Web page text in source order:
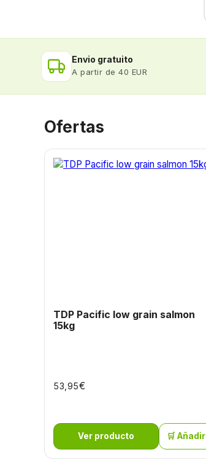
Envio gratuito
A partir de 40 EUR
Ofertas
TDP Pacific low grain salmon
15kg
53,95€
Ver producto 🛒 Añadir